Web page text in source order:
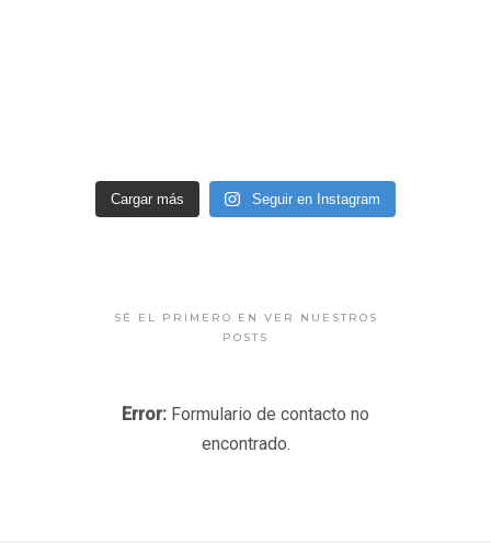
Cargar más Seguir en Instagram
SÉ EL PRIMERO EN VER NUESTROS
POSTS
Error: Formulario de contacto no
encontrado.